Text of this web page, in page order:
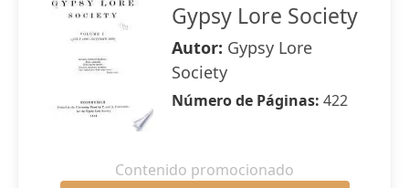
Gypsy Lore Society
Autor: Gypsy Lore
Society
Número de Páginas: 422
Contenido promocionado